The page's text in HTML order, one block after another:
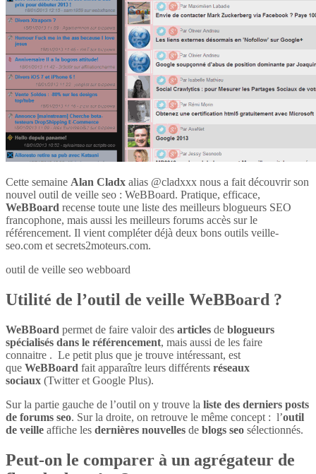
Cette semaine Alan Cladx alias @cladxxx nous a fait découvrir son
nouvel outil de veille seo : WeBBoard. Pratique, efficace,
WeBBoard recense toute une liste des meilleurs blogueurs SEO
francophone, mais aussi les meilleurs forums accès sur le
référencement. Il vient compléter déjà deux bons outils veille-
seo.com et secrets2moteurs.com.
outil de veille seo webboard
Utilité de l’outil de veille WeBBoard ?
WeBBoard permet de faire valoir des articles de blogueurs
spécialisés dans le référencement, mais aussi de les faire
connaitre . Le petit plus que je trouve intéressant, est
que WeBBoard fait apparaître leurs différents réseaux
sociaux (Twitter et Google Plus).
Sur la partie gauche de l’outil on y trouve la liste des derniers posts
de forums seo. Sur la droite, on retrouve le même concept : l’outil
de veille affiche les dernières nouvelles de blogs seo sélectionnés.
Peut-on le comparer à un agrégateur de